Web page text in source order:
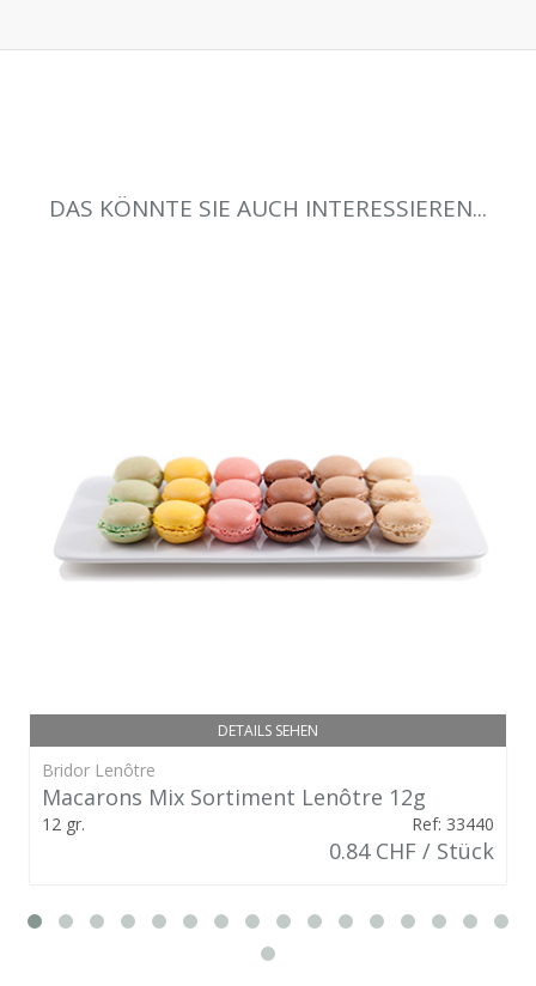
DAS KÖNNTE SIE AUCH INTERESSIEREN...
DETAILS SEHEN
Bridor Lenôtre
Macarons Mix Sortiment Lenôtre 12g
12 gr. Ref: 33440
0.84 CHF / Stück